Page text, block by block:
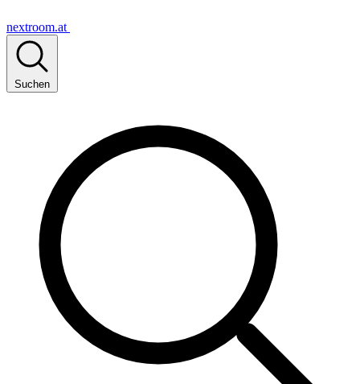
nextroom.at
Suchen